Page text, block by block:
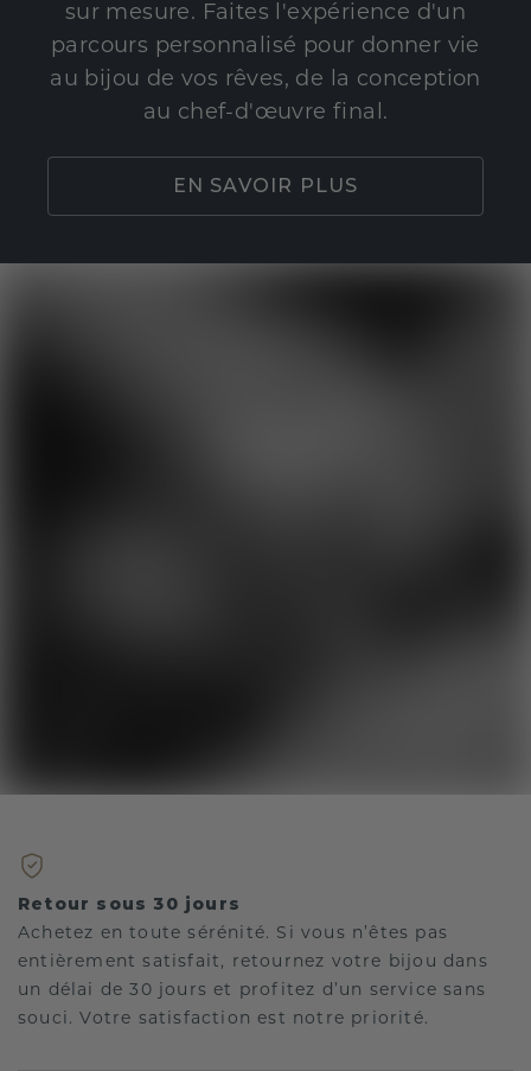
sur mesure. Faites l'expérience d'un
parcours personnalisé pour donner vie
au bijou de vos rêves, de la conception
au chef-d'œuvre final.
EN SAVOIR PLUS
Retour sous 30 jours
Achetez en toute sérénité. Si vous n’êtes pas
entièrement satisfait, retournez votre bijou dans
un délai de 30 jours et profitez d’un service sans
souci. Votre satisfaction est notre priorité.